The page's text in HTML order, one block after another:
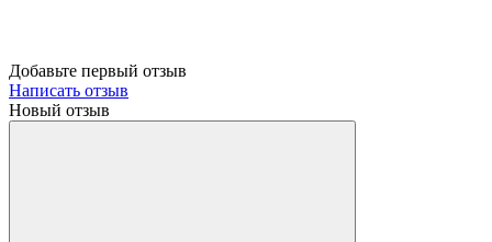
Добавьте первый отзыв
Написать отзыв
Новый отзыв